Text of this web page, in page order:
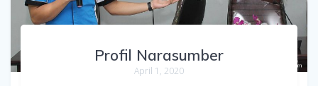
Profil Narasumber
April 1, 2020